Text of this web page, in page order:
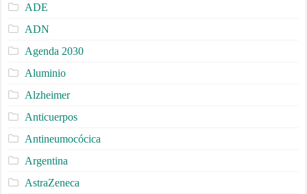
ADE
ADN
Agenda 2030
Aluminio
Alzheimer
Anticuerpos
Antineumocócica
Argentina
AstraZeneca